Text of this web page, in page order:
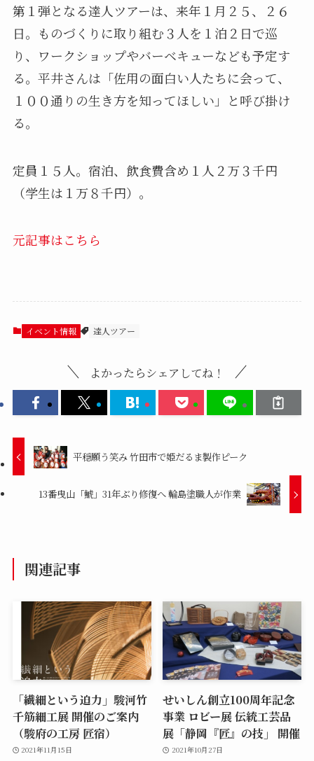
第１弾となる達人ツアーは、来年１月２５、２６
日。ものづくりに取り組む３人を１泊２日で巡
り、ワークショップやバーベキューなども予定す
る。平井さんは「佐用の面白い人たちに会って、
１００通りの生き方を知ってほしい」と呼び掛け
る。
定員１５人。宿泊、飲食費含め１人２万３千円
（学生は１万８千円）。
元記事はこちら
イベント情報 達人ツアー
よかったらシェアしてね！
平穏願う笑み 竹田市で姫だるま製作ピーク
13番曳山「鯱」31年ぶり修復へ 輪島塗職人が作業
関連記事
「繊細という迫力」駿河竹
千筋細工展 開催のご案内
（駿府の工房 匠宿）
2021年11月15日
せいしん創立100周年記念
事業 ロビー展 伝統工芸品
展「静岡『匠』の技」 開催
2021年10月27日